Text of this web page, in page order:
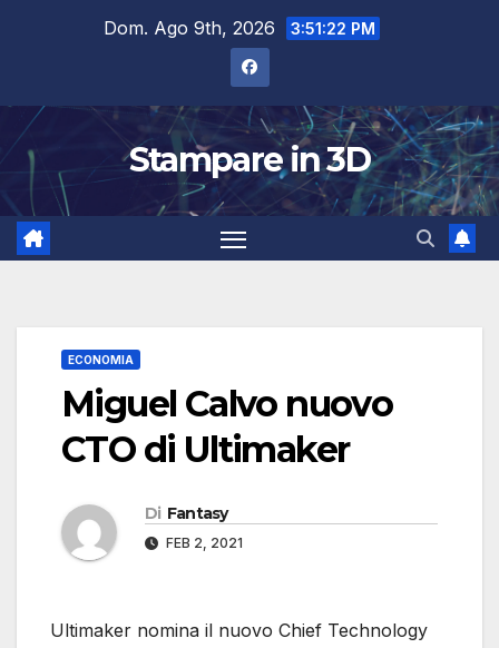
Dom. Ago 9th, 2026 3:51:22 PM
Stampare in 3D
ECONOMIA
Miguel Calvo nuovo
CTO di Ultimaker
Di Fantasy
FEB 2, 2021
Ultimaker nomina il nuovo Chief Technology